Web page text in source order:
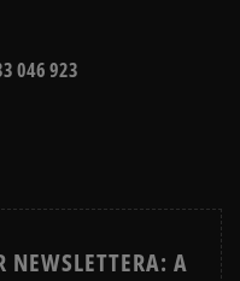
046 923
NEWSLETTERA: A